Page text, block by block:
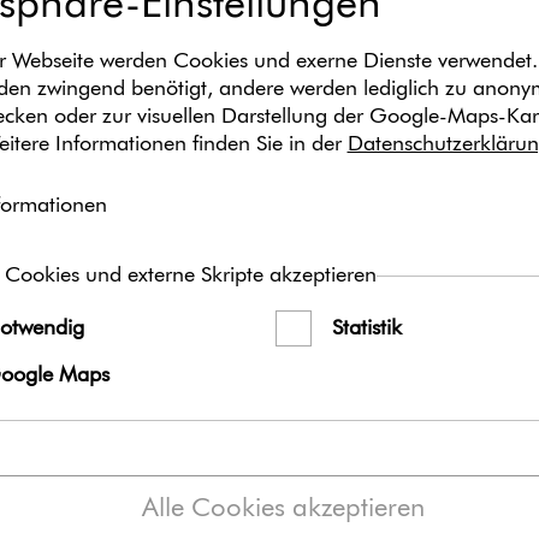
Webseite werden Cookies und exerne Dienste
zwingend benötigt, andere werden lediglich zu
oder zur visuellen Darstellung der Google-Maps-
Informationen finden Sie in der
Cookies und externe Skripte akzeptieren
Statistik
Maps
Alle Cookies akzeptieren
(23 KB)
Inhalt
Das Medienpaket „Fake
Media“ ist eine
oder Textpostings für
und X. Wir stellen Ihnen
Nutzen Sie diese selbst
zuständige Social Media
ver­öf­fent­li­chen, können
Hashtags können Sie
Wir empfehlen den/die
zusätzlich zu den von
verwenden, um so eine
erzeugen.